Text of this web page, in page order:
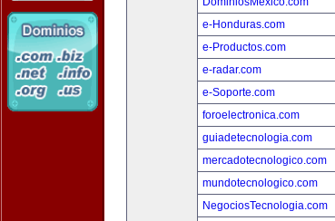
e-Honduras.com
e-Productos.com
e-radar.com
e-Soporte.com
foroelectronica.com
guiadetecnologia.com
mercadotecnologico.com
mundotecnologico.com
NegociosTecnologia.com